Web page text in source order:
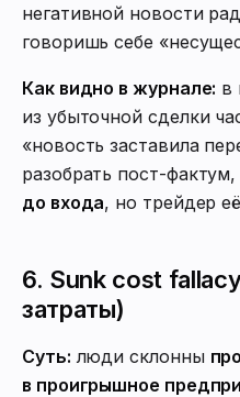
негативной новости
говоришь себе
Как видно в журнале: в
из убыточной сделки
«новость заставила
разобрать пост-
до входа, но трейдер
6. Sunk cost
затраты)
Суть: люди склонны
в проигрышное